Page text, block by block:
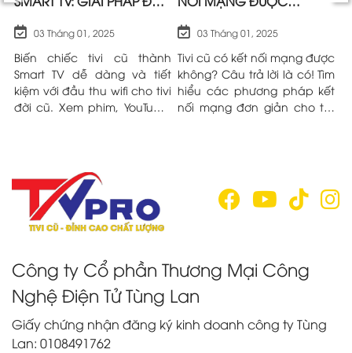
HIỆU QUẢ
03 Tháng 01, 2025
Biến chiếc tivi cũ thành
Smart TV dễ dàng và tiết
kiệm với đầu thu wifi cho tivi
đời cũ. Xem phim, YouTube,
03 Tháng 01, 2025
Tivi cũ có kết nối mạng được
không? Câu trả lời là có! Tìm
hiểu các phương pháp kết
nối mạng đơn giản cho tivi
Công ty Cổ phần Thương Mại Công
Nghệ Điện Tử Tùng Lan
Giấy chứng nhận đăng ký kinh doanh công ty Tùng
Lan: 0108491762